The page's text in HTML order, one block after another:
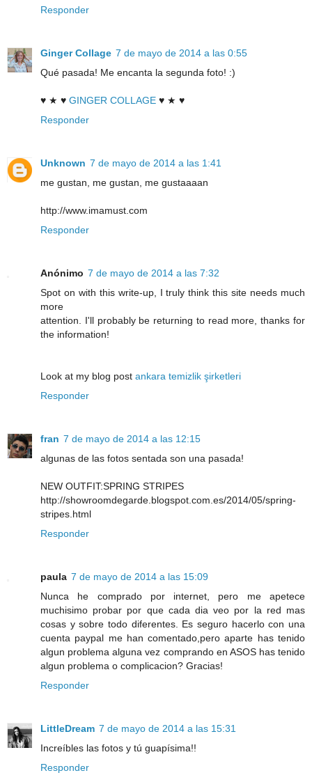
Responder
Ginger Collage 7 de mayo de 2014 a las 0:55
Qué pasada! Me encanta la segunda foto! :)
♥ ★ ♥ GINGER COLLAGE ♥ ★ ♥
Responder
Unknown 7 de mayo de 2014 a las 1:41
me gustan, me gustan, me gustaaaan
http://www.imamust.com
Responder
Anónimo 7 de mayo de 2014 a las 7:32
Spot on with this write-up, I truly think this site needs much
more
attention. I'll probably be returning to read more, thanks for
the information!
Look at my blog post ankara temizlik şirketleri
Responder
fran 7 de mayo de 2014 a las 12:15
algunas de las fotos sentada son una pasada!
NEW OUTFIT:SPRING STRIPES
http://showroomdegarde.blogspot.com.es/2014/05/spring-
stripes.html
Responder
paula 7 de mayo de 2014 a las 15:09
Nunca he comprado por internet, pero me apetece
muchisimo probar por que cada dia veo por la red mas
cosas y sobre todo diferentes. Es seguro hacerlo con una
cuenta paypal me han comentado,pero aparte has tenido
algun problema alguna vez comprando en ASOS has tenido
algun problema o complicacion? Gracias!
Responder
LittleDream 7 de mayo de 2014 a las 15:31
Increíbles las fotos y tú guapísima!!
Responder